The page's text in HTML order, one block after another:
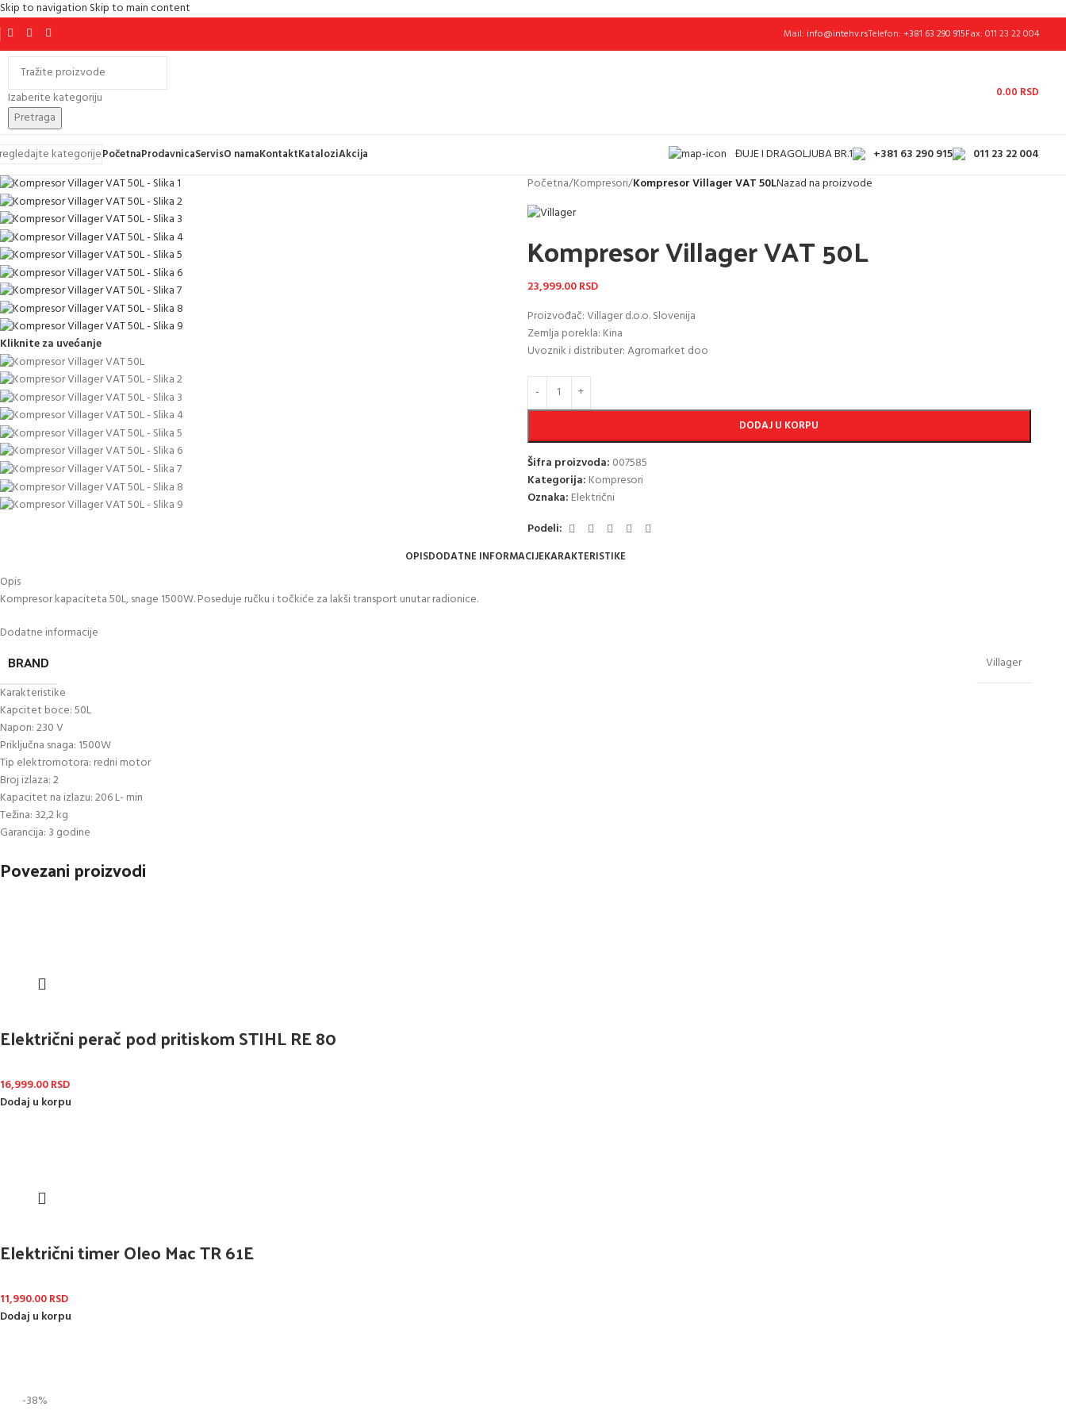
Skip to navigation Skip to main content
Mail: info@intehv.rsTelefon: +381 63 290 915Fax: 011 23 22 004
Izaberite kategoriju
Pretraga
0.00 RSD
kategorijePočetnaProdavnicaServisO namaKontaktKataloziAkcija ĐUJE I DRAGOLJUBA BR.1 +381 63 290 915 011 23 22 004
Kliknite za uvećanje
Početna/Kompresori/Kompresor Villager VAT 50LNazad na proizvode
Kompresor Villager VAT 50L
23,999.00RSD
Proizvođač: Villager d.o.o. Slovenija
Zemlja porekla: Kina
Uvoznik i distributer: Agromarket doo
DODAJ U KORPU
Šifra proizvoda: 007585
Kategorija: Kompresori
Oznaka: Električni
Podeli:
OPISDODATNE INFORMACIJEKARAKTERISTIKE
Opis
Kompresor kapaciteta 50L, snage 1500W. Poseduje ručku i točkiće za lakši transport unutar radionice.
Dodatne informacije
BRAND
Villager
Karakteristike
Kapcitet boce: 50L
Napon: 230 V
Priključna snaga: 1500W
Tip elektromotora: redni motor
Broj izlaza: 2
Kapacitet na izlazu: 206 L- min
Težina: 32,2 kg
Garancija: 3 godine
Povezani proizvodi
Električni perač pod pritiskom STIHL RE 80
16,999.00RSD
Dodaj u korpu
Električni timer Oleo Mac TR 61E
11,990.00RSD
Dodaj u korpu
-38%